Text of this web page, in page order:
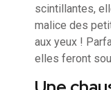
scintillantes,
malice des
aux yeux !
elles feront